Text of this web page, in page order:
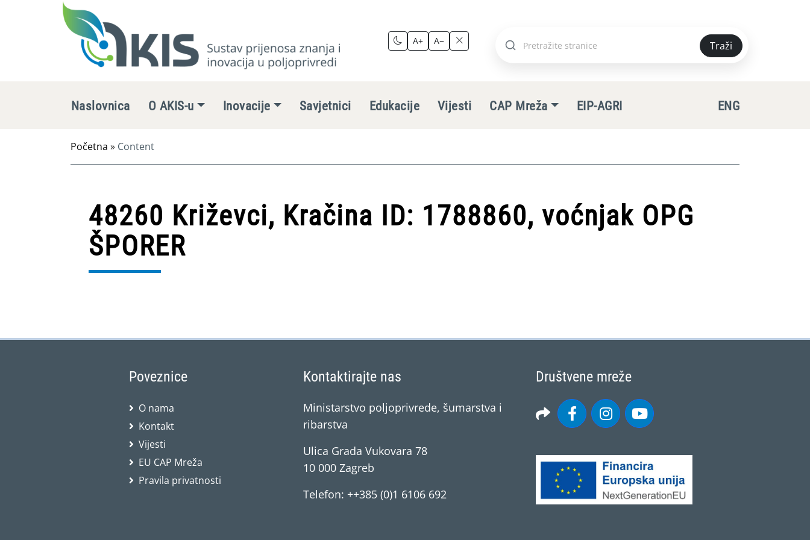
A+ A−
Pretraži
Traži
Naslovnica O AKIS-u Inovacije Savjetnici Edukacije Vijesti CAP Mreža EIP-AGRI ENG
Početna » Content
48260 Križevci, Kračina ID: 1788860, voćnjak OPG
ŠPORER
Poveznice
O nama
Kontakt
Vijesti
EU CAP Mreža
Pravila privatnosti
Kontaktirajte nas
Ministarstvo poljoprivrede, šumarstva i
ribarstva
Ulica Grada Vukovara 78
10 000 Zagreb
Telefon: ++385 (0)1 6106 692
Društvene mreže